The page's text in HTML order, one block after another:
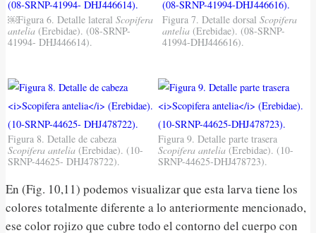
￼Figura 6. Detalle lateral Scopifera
antelia (Erebidae). (08-SRNP-
41994- DHJ446614).
Figura 7. Detalle dorsal Scopifera
antelia (Erebidae). (08-SRNP-
41994-DHJ446616).
Figura 8. Detalle de cabeza
Scopifera antelia (Erebidae). (10-
SRNP-44625- DHJ478722).
Figura 9. Detalle parte trasera
Scopifera antelia (Erebidae). (10-
SRNP-44625-DHJ478723).
En (Fig. 10,11) podemos visualizar que esta larva tiene los
colores totalmente diferente a lo anteriormente mencionado,
ese color rojizo que cubre todo el contorno del cuerpo con